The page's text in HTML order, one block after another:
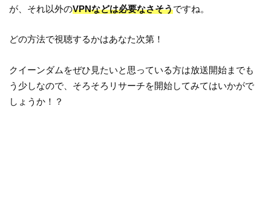
が、それ以外のVPNなどは必要なさそうですね。
どの方法で視聴するかはあなた次第！
クイーンダムをぜひ見たいと思っている方は放送開始までも
う少しなので、そろそろリサーチを開始してみてはいかがで
しょうか！？